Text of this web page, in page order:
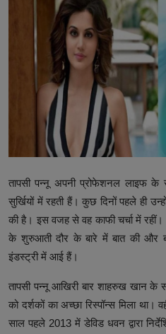
उत्तर प्रदेश
खेल-कूद
मनोरंजन
टेक & शिक्षा
लाइफ स्टाइल
फिटनेश
बिजनेस & नौकरी
तापसी पन्नू अपनी प्रोफेशनल लाइफ
सुर्खियों में रहती हैं। कुछ दिनों पहले ही
की है। इस वजह से वह काफी चर्चा में
के शुरुआती दौर के बारे में बात की और
इंडस्ट्री में आई हैं।
तापसी पन्नू आखिरी बार शाहरुख खान
को दर्शकों का अच्छा रिस्पॉन्स मिला
साल पहले 2013 में डेविड धवन द्वारा